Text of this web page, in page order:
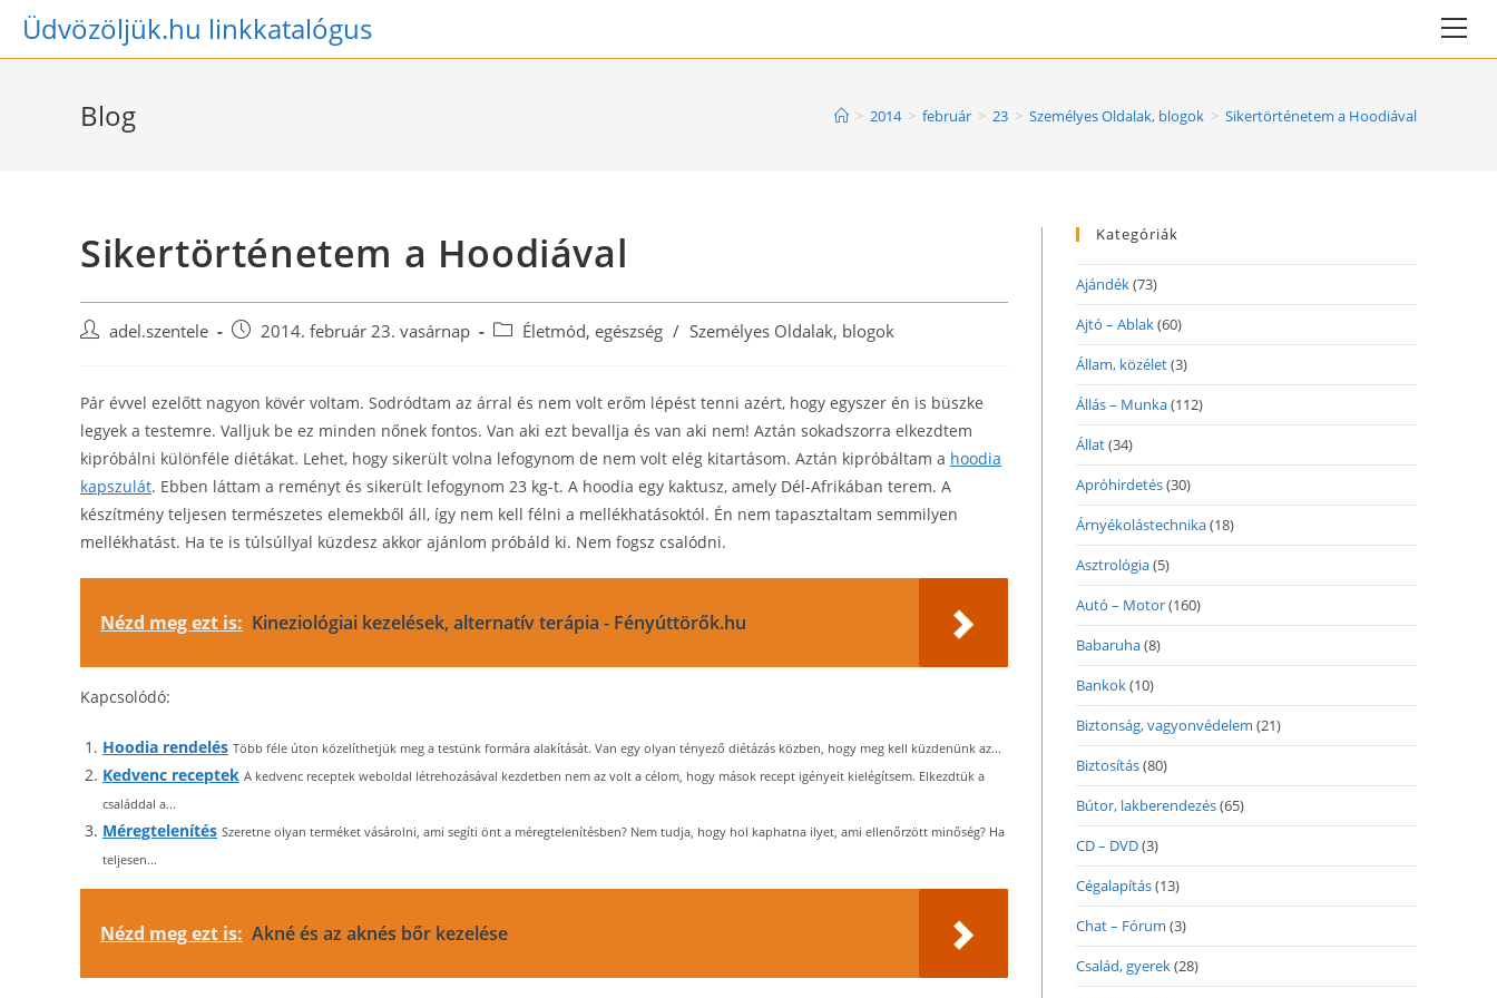
SkipÜdvözöljük.hu linkkatalógus
Blog > 2014 > február > 23 > Személyes Oldalak, blogok > Sikertörténetem a Hoodiával
Sikertörténetem a Hoodiával
Postadel.szentele
Post 2014. február 23. vasárnap
Post Életmód, egészség / Személyes Oldalak, blogok
Pár évvel ezelőtt nagyon kövér voltam. Sodródtam az árral és nem volt erőm lépést tenni azért, hogy egyszer én is büszke
legyek a testemre. Valljuk be ez minden nőnek fontos. Van aki ezt bevallja és van aki nem! Aztán sokadszorra elkezdtem
kipróbálni különféle diétákat. Lehet, hogy sikerült volna lefogynom de nem volt elég kitartásom. Aztán kipróbáltam a hoodia
kapszulát. Ebben láttam a reményt és sikerült lefogynom 23 kg-t. A hoodia egy kaktusz, amely Dél-Afrikában terem. A
készítmény teljesen természetes elemekből áll, így nem kell félni a mellékhatásoktól. Én nem tapasztaltam semmilyen
mellékhatást. Ha te is túlsúllyal küzdesz akkor ajánlom próbáld ki. Nem fogsz csalódni.
Nézd meg ezt is: Kineziológiai kezelések, alternatív terápia - Fényúttörők.hu
Kapcsolódó:
Hoodia rendelés Több féle úton közelíthetjük meg a testünk formára alakítását. Van egy olyan tényező diétázás közben, hogy meg kell küzdenünk az...
Kedvenc receptek A kedvenc receptek weboldal létrehozásával kezdetben nem az volt a célom, hogy mások recept igényeit kielégítsem. Elkezdtük a
családdal a...
Méregtelenítés Szeretne olyan terméket vásárolni, ami segíti önt a méregtelenítésben? Nem tudja, hogy hol kaphatna ilyet, ami ellenőrzött minőség? Ha
teljesen...
Nézd meg ezt is: Akné és az aknés bőr kezelése
Kategóriák
Ajándék(73)
Ajtó – Ablak(60)
Állam, közélet(3)
Állás – Munka(112)
Állat(34)
Apróhirdetés(30)
Árnyékolástechnika(18)
Asztrológia(5)
Autó – Motor(160)
Babaruha(8)
Bankok(10)
Biztonság, vagyonvédelem (21)
Biztosítás(80)
Bútor, lakberendezés(65)
CD – DVD(3)
Cégalapítás(13)
Chat – Fórum (3)
Család, gyerek(28)